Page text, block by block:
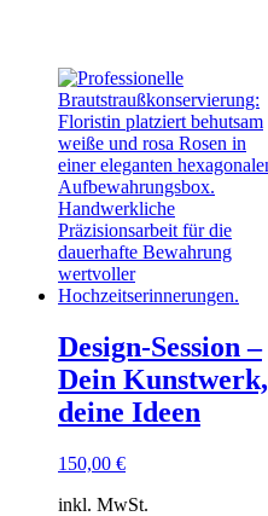
Design-Session –
Dein Kunstwerk,
deine Ideen
150,00 €
inkl. MwSt.